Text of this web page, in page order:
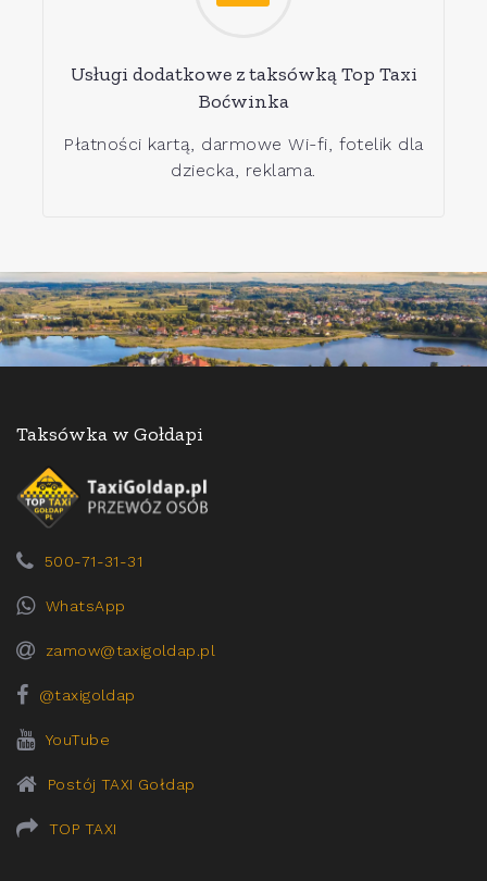
Usługi dodatkowe z taksówką Top Taxi
Boćwinka
Płatności kartą, darmowe Wi-fi, fotelik dla
dziecka, reklama.
Taksówka w Gołdapi
500-71-31-31
WhatsApp
zamow@taxigoldap.pl
@taxigoldap
YouTube
Postój TAXI Gołdap
TOP TAXI